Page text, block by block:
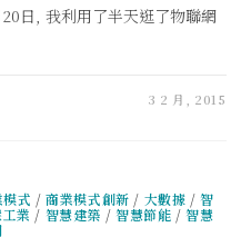
日, 我利用了半天逛了物聯網
3 2 月, 2015
式 /商業模式創新 / 大數據 /智
業 / 智慧建築 / 智慧節能 /智慧